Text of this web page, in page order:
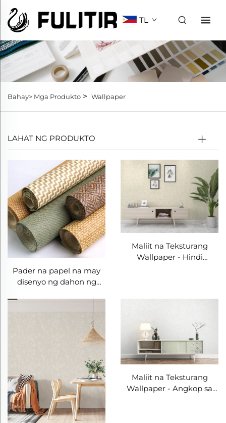
TL
Bahay> Mga Produkto > Wallpaper
LAHAT NG PRODUKTO
Pader na papel na may
disenyo ng dahon ng
pakiramdam, likas at eco-
friendly na tridimensional
na papel sa pader, hindi
nakakapit na makapal na
mga sticker na gawa sa
sisal at rattan, wholesaler
Maliit na Teksturang
Wallpaper - Hindi
para sa Modernong Estilo,
upang Mabawasan ang
Pagod ng Mata
Maliit na Teksturang
Wallpaper - Angkop sa